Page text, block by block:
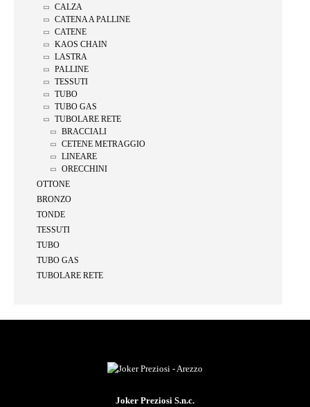
CALZA
CATENA A PALLINE
CATENE
KAOS CHAIN
LASTRA
PALLINE
TESSUTI
TUBO
TUBO GAS
TUBOLARE RETE
BRACCIALI
CETENE METRAGGIO
LINEARE
ORECCHINI
OTTONE
BRONZO
TONDE
TESSUTI
TUBO
TUBO GAS
TUBOLARE RETE
Joker Preziosi S.n.c.